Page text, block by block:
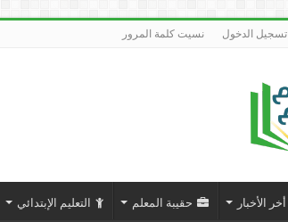
تسجيل الدخول نسيت كلمة المرور
أخر الأخبار حقيبة المعلم التعليم الإبتدائي